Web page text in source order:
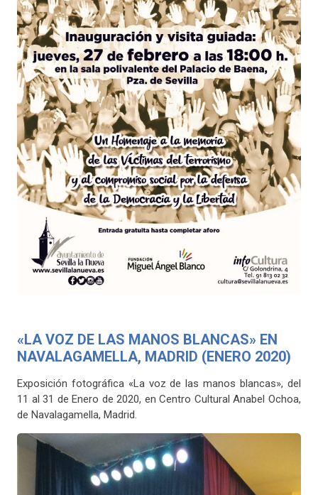
«LA VOZ DE LAS MANOS BLANCAS» EN
NAVALAGAMELLA, MADRID (ENERO 2020)
Exposición fotográfica «La voz de las manos blancas», del
11 al 31 de Enero de 2020, en Centro Cultural Anabel Ochoa,
de Navalagamella, Madrid.